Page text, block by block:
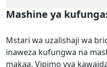
Mashine ya
Mstari wa uzalishaji wa
inaweza kufungwa na
makaa. Vipimo vya